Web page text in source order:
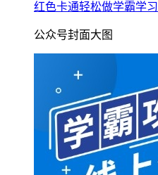
红色卡通轻松做学霸学
公众号封面大图